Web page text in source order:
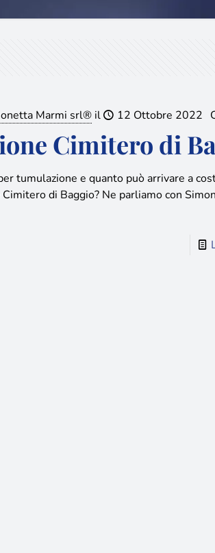
Marmi srl® il 12 Ottobre 2022
Cimitero di
tumulazione e quanto può arrivare a
di Baggio? Ne parliamo con